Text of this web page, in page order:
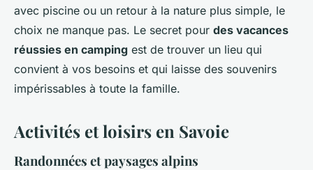
avec piscine ou un retour à la nature plus simple, le
choix ne manque pas. Le secret pour des vacances
réussies en camping est de trouver un lieu qui
convient à vos besoins et qui laisse des souvenirs
impérissables à toute la famille.
Activités et loisirs en Savoie
Randonnées et paysages alpins